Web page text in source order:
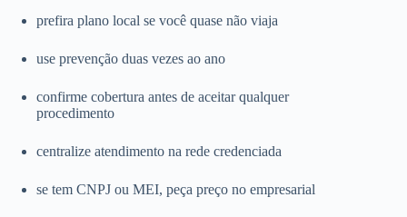
prefira plano local se você quase não viaja
use prevenção duas vezes ao ano
confirme cobertura antes de aceitar qualquer
procedimento
centralize atendimento na rede credenciada
se tem CNPJ ou MEI, peça preço no empresarial